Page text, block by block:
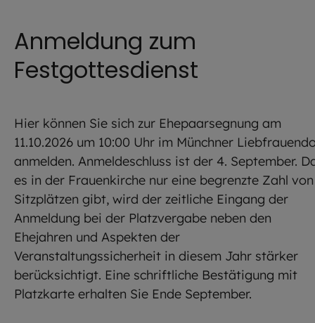
Anmeldung zum
Festgottesdienst
Hier können Sie sich zur Ehepaarsegnung am
11.10.2026 um 10:00 Uhr im Münchner
anmelden. Anmeldeschluss ist der 4. September.
es in der Frauenkirche nur eine begrenzte Zahl von
Sitzplätzen gibt, wird der zeitliche Eingang der
Anmeldung bei der Platzvergabe neben den
Ehejahren und Aspekten der
Veranstaltungssicherheit in diesem Jahr stärker
berücksichtigt. Eine schriftliche Bestätigung mit
Platzkarte erhalten Sie Ende September.